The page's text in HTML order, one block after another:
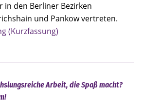
in den Berliner Bezirken
und Pankow vertreten.
(Kurzfassung)
Arbeit, die Spaß macht?